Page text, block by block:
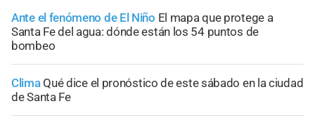
Ante el fenómeno de El Niño El mapa que protege a
Santa Fe del agua: dónde están los 54 puntos de
bombeo
Clima Qué dice el pronóstico de este sábado en la ciudad
de Santa Fe